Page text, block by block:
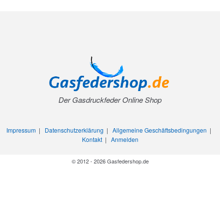
Der Gasdruckfeder Online Shop
Impressum| Datenschutzerklärung | Allgemeine Geschäftsbedingungen |
Kontakt| Anmelden
© 2012 - 2026 Gasfedershop.de